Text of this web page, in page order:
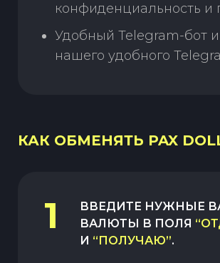
конфиденциальность и
Удобный Telegram-бот
нашего удобного
КАК ОБМЕНЯТЬ PAX
1
ВВЕДИТЕ НУЖНЫЕ
ВАЛЮТЫ В ПОЛЯ
И “ПОЛУЧАЮ”.